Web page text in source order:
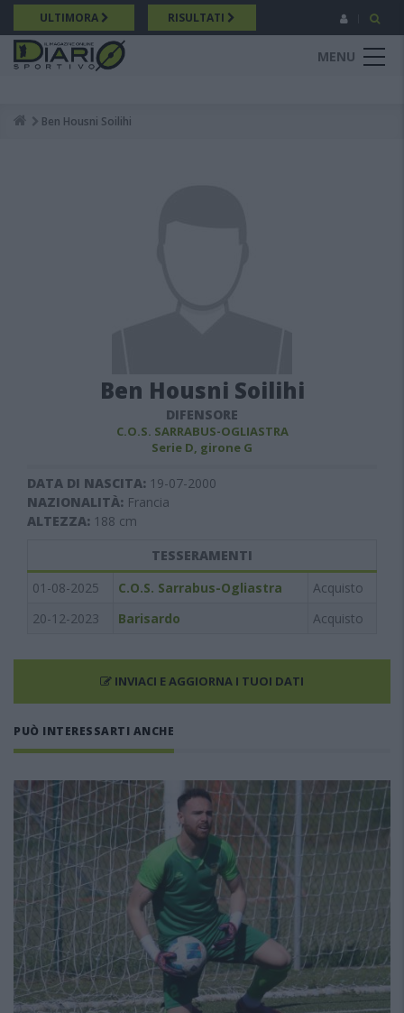
Salta
al
contenuto
principale
ULTIMORA RISULTATI
MENU
Breadcrumb
Ben Housni Soilihi
Ben Housni Soilihi
DIFENSORE
C.O.S. SARRABUS-OGLIASTRA
Serie D, girone G
DATA DI NASCITA: 19-07-2000
NAZIONALITÀ: Francia
ALTEZZA: 188 cm
TESSERAMENTI
01-08-2025
C.O.S. Sarrabus-Ogliastra
Acquisto
20-12-2023
Barisardo Acquisto
INVIACI E AGGIORNA I TUOI DATI
PUÒ INTERESSARTI ANCHE